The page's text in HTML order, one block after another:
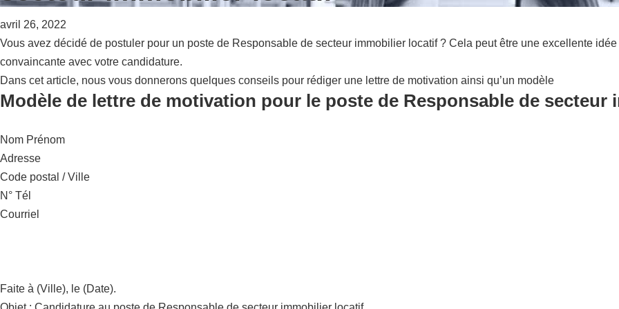
avril 26, 2022
Vous avez décidé de postuler pour un poste de Responsable de secteur immobilier locatif ? Cela peut être une excellente
convaincante avec votre candidature.
Dans cet article, nous vous donnerons quelques conseils pour rédiger une lettre de motivation ainsi qu’un modèle
Modèle de lettre de motivation pour le poste de Responsable de
Nom Prénom
Adresse
Code postal / Ville
N° Tél
Courriel
Faite à (Ville), le (Date).